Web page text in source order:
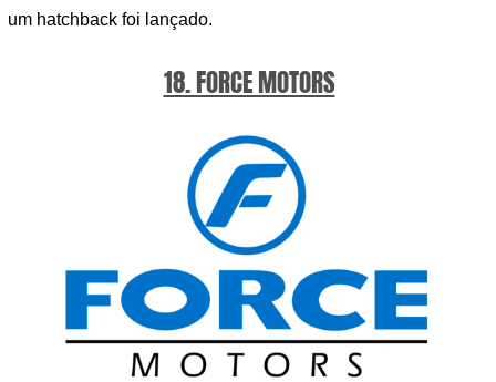
um hatchback foi lançado.
18. FORCE MOTORS